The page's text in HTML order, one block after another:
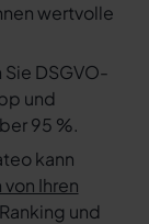
wertvolle
DSGVO-
und
95 %.
kann
Ihren
und